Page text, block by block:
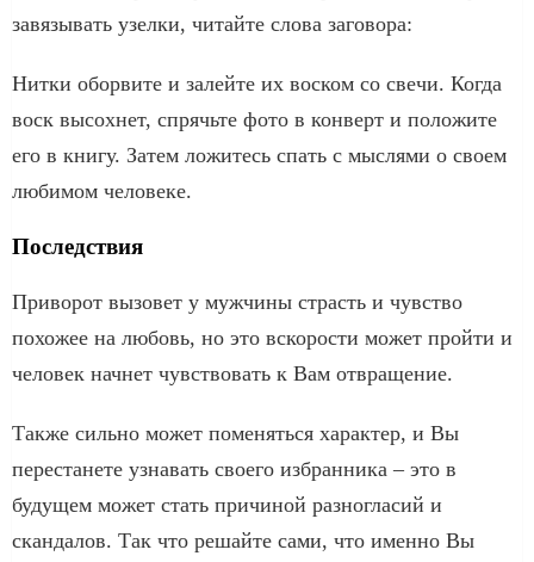
завязывать узелки, читайте слова заговора:
Нитки оборвите и залейте их воском со свечи. Когда
воск высохнет, спрячьте фото в конверт и положите
его в книгу. Затем ложитесь спать с мыслями о своем
любимом человеке.
Последствия
Приворот вызовет у мужчины страсть и чувство
похожее на любовь, но это вскорости может пройти и
человек начнет чувствовать к Вам отвращение.
Также сильно может поменяться характер, и Вы
перестанете узнавать своего избранника – это в
будущем может стать причиной разногласий и
скандалов. Так что решайте сами, что именно Вы